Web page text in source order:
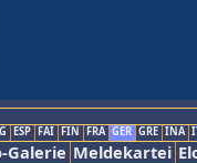
ESP FAI FIN FRA GER GRE INA
Galerie Meldekartei